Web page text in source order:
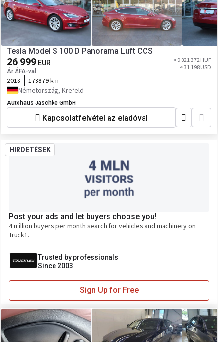
Tesla Model S 100 D Panorama Luft CCS
26 999 EUR
Ár ÁFA-val
≈ 9 821 372 HUF
≈ 31 198 USD
2018
173879 km
Németország, Krefeld
Autohaus Jäschke GmbH
Kapcsolatfelvétel az eladóval
HIRDETÉSEK
Post your ads and let buyers choose you!
4 million buyers per month search for vehicles and machinery on
Truck1.
Trusted by professionals
Since 2003
Sign Up for Free